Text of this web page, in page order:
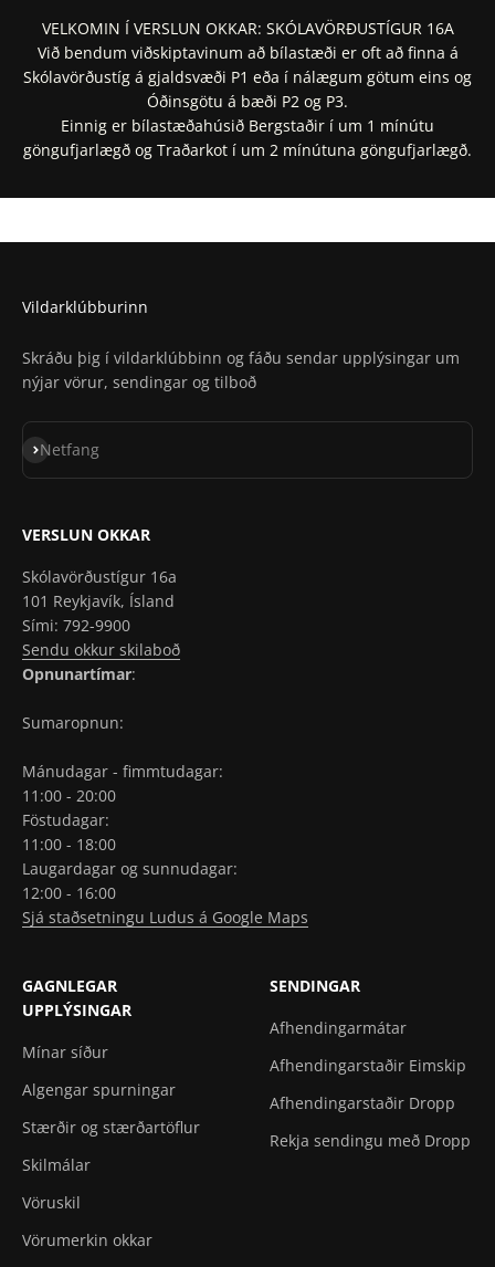
VELKOMIN Í VERSLUN OKKAR: SKÓLAVÖRÐUSTÍGUR 16A
Við bendum viðskiptavinum að bílastæði er oft að finna á
Skólavörðustíg á gjaldsvæði P1 eða í nálægum götum eins og
Óðinsgötu á bæði P2 og P3.
Einnig er bílastæðahúsið Bergstaðir í um 1 mínútu
göngufjarlægð og Traðarkot í um 2 mínútuna göngufjarlægð.
Staðsetning í Google Maps
Vildarklúbburinn
Skráðu þig í vildarklúbbinn og fáðu sendar upplýsingar um
nýjar vörur, sendingar og tilboð
Netfang
Skrá á póstlista
VERSLUN OKKAR
Skólavörðustígur 16a
101 Reykjavík, Ísland
Sími: 792-9900
Sendu okkur skilaboð
Opnunartímar:
Sumaropnun:
Mánudagar - fimmtudagar:
11:00 - 20:00
Föstudagar:
11:00 - 18:00
Laugardagar og sunnudagar:
12:00 - 16:00
Sjá staðsetningu Ludus á Google Maps
GAGNLEGAR
UPPLÝSINGAR
Mínar síður
Algengar spurningar
Stærðir og stærðartöflur
Skilmálar
Vöruskil
Vörumerkin okkar
SENDINGAR
Afhendingarmátar
Afhendingarstaðir Eimskip
Afhendingarstaðir Dropp
Rekja sendingu með Dropp